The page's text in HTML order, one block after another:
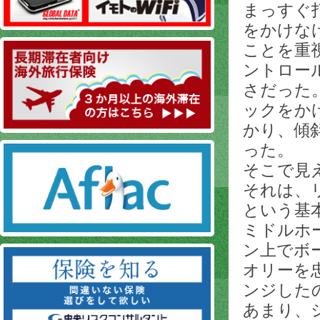
まっすぐ
をかけな
ことを重
ントロー
さだった
ックをか
かり、傾
った。
そこで見
それは、
という基
ミドルホ
ン上でボ
オリーを
ンジした
あまり、